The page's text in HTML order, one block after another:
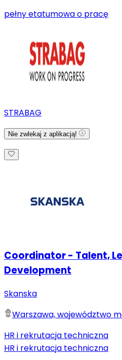
pełny etatumowa o pracę
STRABAG
Nie zwlekaj z aplikacją!
Coordinator - Talent,
Development
Skanska
Warszawa, województwo
HR i rekrutacja techniczna
HR i rekrutacja techniczna